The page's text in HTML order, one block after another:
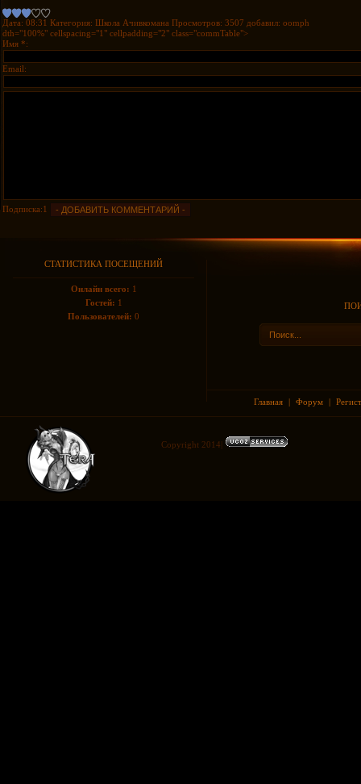
Дата: 08:31 Категория: Школа Ачивкомана Просмотров: 3507 добавил: oomph
dth="100%" cellspacing="1" cellpadding="2" class="commTable">
Имя *:
Email:
Подписка:1
СТАТИСТИКА ПОСЕЩЕНИЙ
Онлайн всего: 1
Гостей: 1
Пользователей: 0
Главная | Форум |
Copyright 2014|